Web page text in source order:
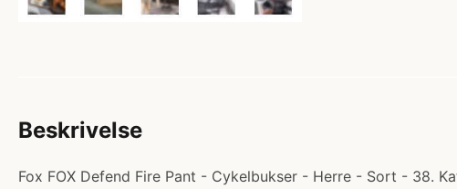
Beskrivelse
Fox FOX Defend Fire Pant - Cykelbukser - Herre - Sort - 38.